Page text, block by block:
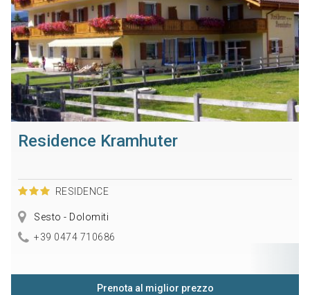
Residence Kramhuter
RESIDENCE
Sesto - Dolomiti
+39 0474 710686
Prenota al miglior prezzo